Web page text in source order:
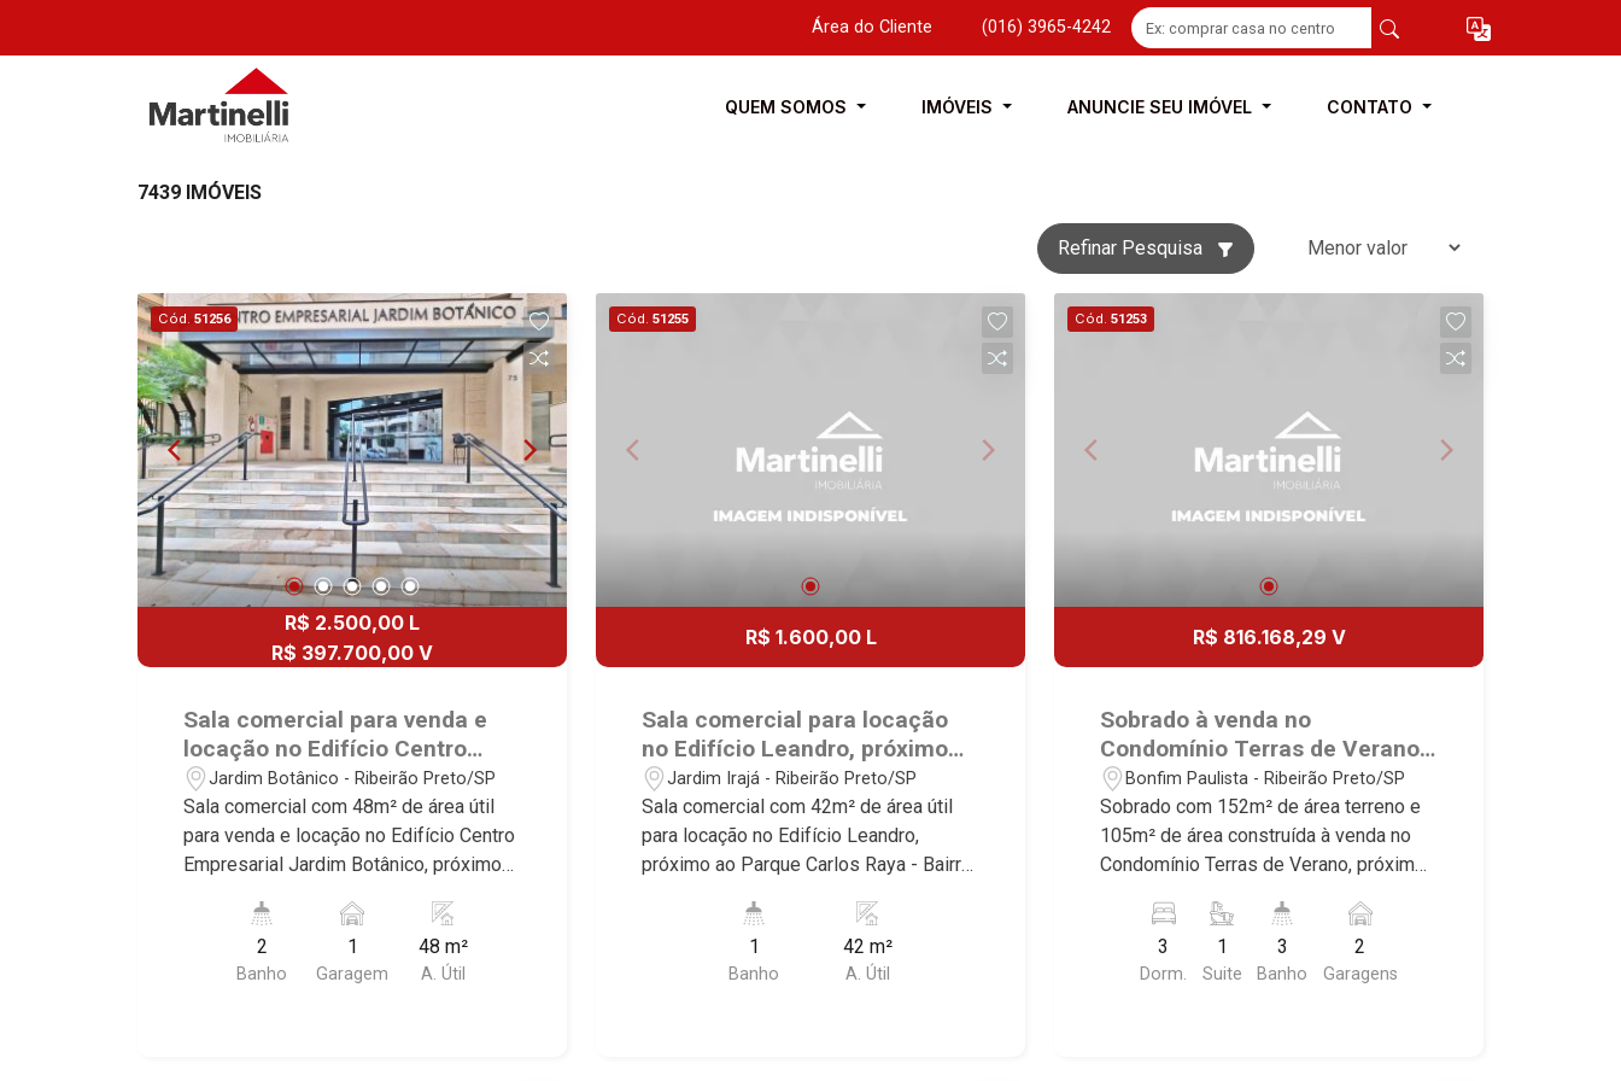
Área do Cliente (016) 3965-4242
QUEM SOMOS IMÓVEIS ANUNCIE SEU IMÓVEL CONTATO
7439 IMÓVEIS
Refinar Pesquisa
Cód. 51256
R$ 2.500,00 L
R$ 397.700,00 V
Sala comercial para venda e
locação no Edifício Centro
Empresarial Jardim Botânico,
próximo ao Parque Carlos Raya
- Ribeirão Preto/SP.
Jardim Botânico - Ribeirão Preto/SP
Sala comercial com 48m² de área útil
para venda e locação no Edifício Centro
Empresarial Jardim Botânico, próximo
Botânico, Ribeirão Preto/SP. Conheça
as características deste imóvel que a
Martinelli Imobiliária selecionou para
2
Banho
1
Garagem
48 m²
A. Útil
Cód. 51255
R$ 1.600,00 L
Sala comercial para locação
no Edifício Leandro, próximo
ao Parque Carlos Raya -
Ribeirão Preto/SP.
Jardim Irajá - Ribeirão Preto/SP
Sala comercial com 42m² de área útil
para locação no Edifício Leandro,
próximo ao Parque Carlos Raya - Bairro
Conheça as características deste
imóvel que a Martinelli Imobiliária
selecionou para você: - 42m² de área
1
Banho
42 m²
A. Útil
Cód. 51253
R$ 816.168,29 V
Sobrado à venda no
Condomínio Terras de Verano,
próximo ao Quinta dos Ventos
- Ribeirão Preto/SP.
Bonfim Paulista - Ribeirão Preto/SP
Sobrado com 152m² de área terreno e
105m² de área construída à venda no
Condomínio Terras de Verano, próximo
Paulista, Ribeirão Preto/SP. Conheça as
características deste imóvel que a
Martinelli Imobiliária selecionou para
3
Dorm.
1
Suite
3
Banho
2
Garagens